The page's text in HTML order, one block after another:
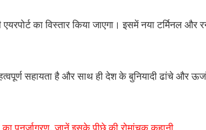
एयरपोर्ट का विस्तार किया जाएगा। इसमें नया टर्मिनल
सहायता है और साथ ही देश के बुनियादी ढांचे और ऊर्जा